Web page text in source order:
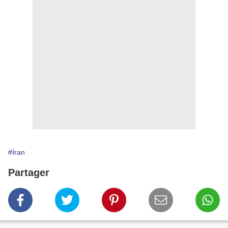
#Iran
Partager